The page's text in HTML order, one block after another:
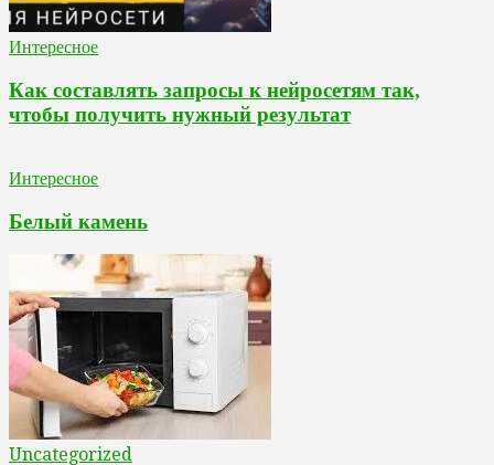
Интересное
Как составлять запросы к нейросетям так,
чтобы получить нужный результат
Интересное
Белый камень
Uncategorized